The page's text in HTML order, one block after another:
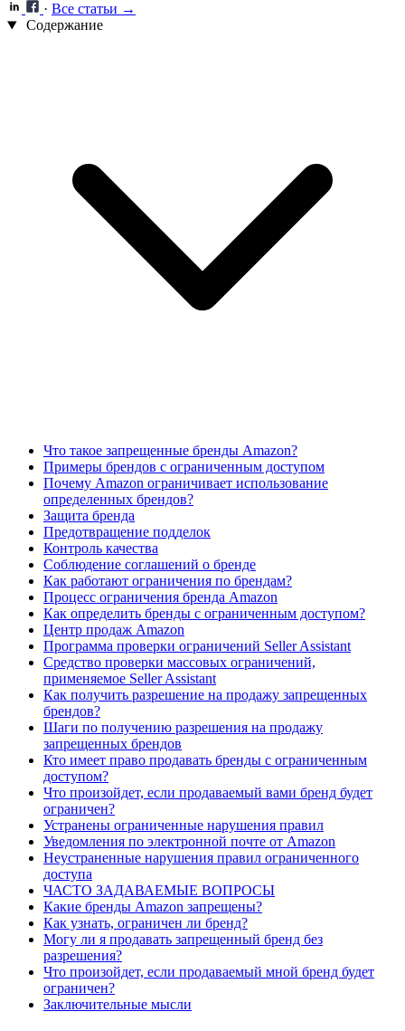
· Все статьи →
Содержание
Что такое запрещенные бренды Amazon?
Примеры брендов с ограниченным доступом
Почему Amazon ограничивает использование
определенных брендов?
Защита бренда
Предотвращение подделок
Контроль качества
Соблюдение соглашений о бренде
Как работают ограничения по брендам?
Процесс ограничения бренда Amazon
Как определить бренды с ограниченным доступом?
Центр продаж Amazon
Программа проверки ограничений Seller Assistant
Средство проверки массовых ограничений,
применяемое Seller Assistant
Как получить разрешение на продажу запрещенных
брендов?
Шаги по получению разрешения на продажу
запрещенных брендов
Кто имеет право продавать бренды с ограниченным
доступом?
Что произойдет, если продаваемый вами бренд будет
ограничен?
Устранены ограниченные нарушения правил
Уведомления по электронной почте от Amazon
Неустраненные нарушения правил ограниченного
доступа
ЧАСТО ЗАДАВАЕМЫЕ ВОПРОСЫ
Какие бренды Amazon запрещены?
Как узнать, ограничен ли бренд?
Могу ли я продавать запрещенный бренд без
разрешения?
Что произойдет, если продаваемый мной бренд будет
ограничен?
Заключительные мысли